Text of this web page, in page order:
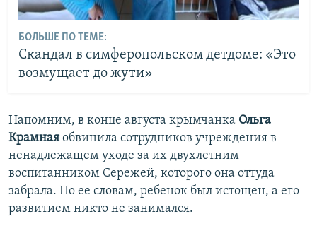
БОЛЬШЕ ПО ТЕМЕ:
Скандал в симферопольском детдоме: «Это
возмущает до жути»
Напомним, в конце августа крымчанка Ольга
Крамная обвинила сотрудников учреждения в
ненадлежащем уходе за их двухлетним
воспитанником Сережей, которого она оттуда
забрала. По ее словам, ребенок был истощен, а его
развитием никто не занимался.